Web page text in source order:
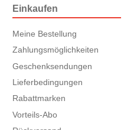
Einkaufen
Meine Bestellung
Zahlungsmöglichkeiten
Geschenksendungen
Lieferbedingungen
Rabattmarken
Vorteils-Abo